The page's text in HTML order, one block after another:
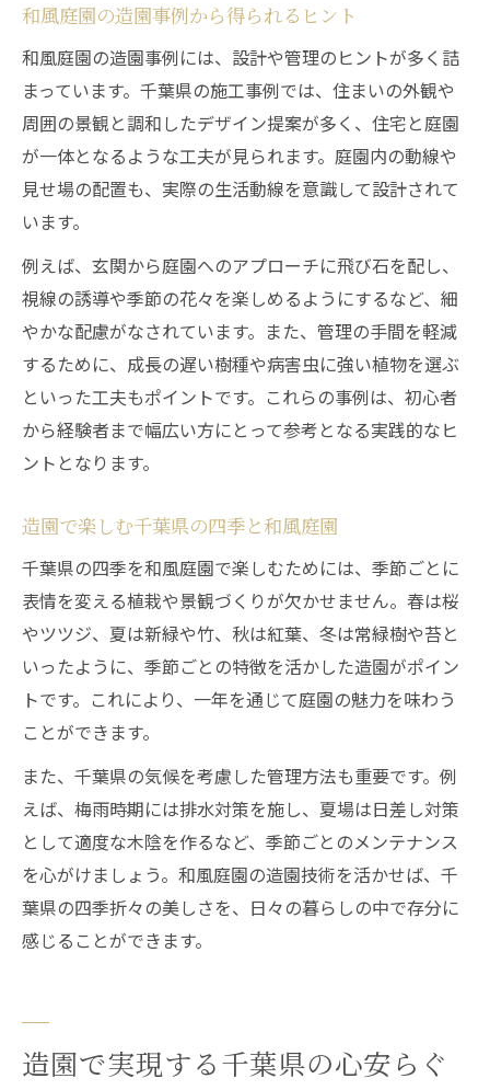
和風庭園の造園事例から得られるヒント
和風庭園の造園事例には、設計や管理のヒントが多く詰
まっています。千葉県の施工事例では、住まいの外観や
周囲の景観と調和したデザイン提案が多く、住宅と庭園
が一体となるような工夫が見られます。庭園内の動線や
見せ場の配置も、実際の生活動線を意識して設計されて
います。
例えば、玄関から庭園へのアプローチに飛び石を配し、
視線の誘導や季節の花々を楽しめるようにするなど、細
やかな配慮がなされています。また、管理の手間を軽減
するために、成長の遅い樹種や病害虫に強い植物を選ぶ
といった工夫もポイントです。これらの事例は、初心者
から経験者まで幅広い方にとって参考となる実践的なヒ
ントとなります。
造園で楽しむ千葉県の四季と和風庭園
千葉県の四季を和風庭園で楽しむためには、季節ごとに
表情を変える植栽や景観づくりが欠かせません。春は桜
やツツジ、夏は新緑や竹、秋は紅葉、冬は常緑樹や苔と
いったように、季節ごとの特徴を活かした造園がポイン
トです。これにより、一年を通じて庭園の魅力を味わう
ことができます。
また、千葉県の気候を考慮した管理方法も重要です。例
えば、梅雨時期には排水対策を施し、夏場は日差し対策
として適度な木陰を作るなど、季節ごとのメンテナンス
を心がけましょう。和風庭園の造園技術を活かせば、千
葉県の四季折々の美しさを、日々の暮らしの中で存分に
感じることができます。
造園で実現する千葉県の心安らぐ